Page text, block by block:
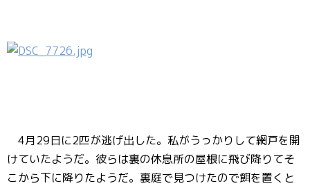
4月29日に2匹が逃げ出した。私がうっかりして網戸を開
けていたようだ。彼らは裏の休息所の屋根に飛び降りてそ
こから下に降りたようだ。裏庭で見つけたので餌を置くと